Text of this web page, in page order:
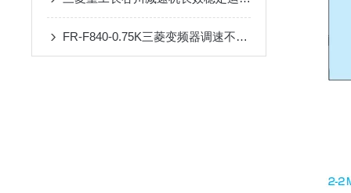
FR-F840-0.75K三菱变频器调速不稳？90%是这几个参数没设对